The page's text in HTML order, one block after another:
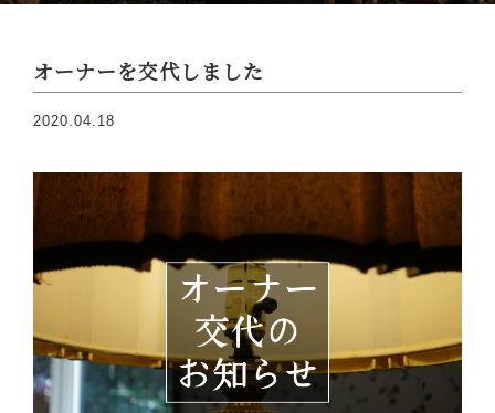
オーナーを交代しました
2020.04.18